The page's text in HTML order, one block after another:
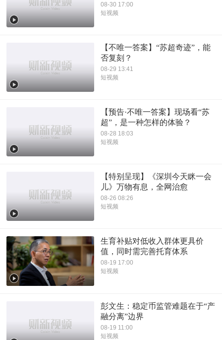
08-30 17:00
短视频
【不唯一答案】“苏超奇迹”，能
否复刻？
08-29 13:41
短视频
【预告·不唯一答案】现场看“苏
超”，是一种怎样的体验？
08-28 18:03
短视频
【特别呈现】《深圳今天眯一会
儿》万物有息，全网治愈
08-26 08:26
短视频
生育补贴对低收入群体更具价
值，同时需完善托育体系
08-19 17:00
短视频
彭文生：稳定币监管难题在于“产
融分离”边界
08-19 11:00
短视频